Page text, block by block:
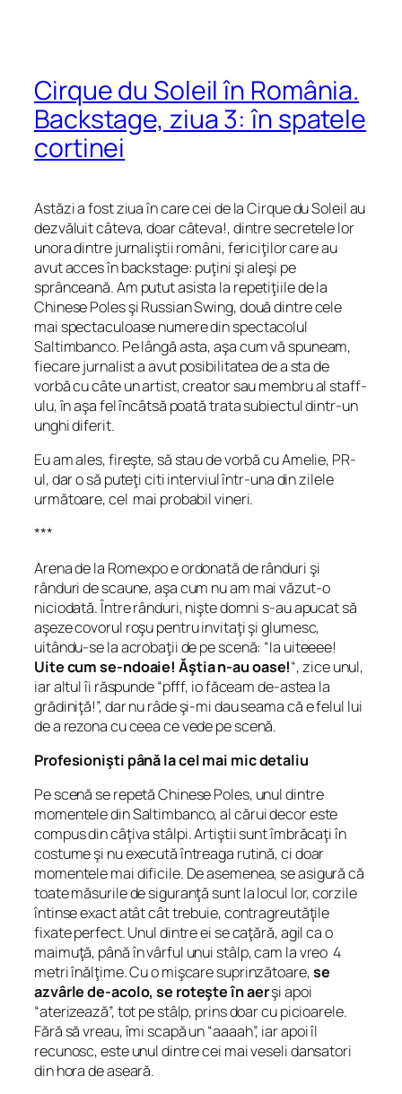
Cirque du Soleil în România.
Backstage, ziua 3: în spatele
cortinei
Astăzi a fost ziua în care cei de la Cirque du Soleil au
dezvăluit câteva, doar câteva!, dintre secretele lor
unora dintre jurnaliştii români, fericiţilor care au
avut acces în backstage: puţini şi aleşi pe
sprânceană. Am putut asista la repetiţiile de la
Chinese Poles şi Russian Swing, două dintre cele
mai spectaculoase numere din spectacolul
Saltimbanco. Pe lângă asta, aşa cum vă spuneam,
fiecare jurnalist a avut posibilitatea de a sta de
vorbă cu câte un artist, creator sau membru al staff-
ulu, în aşa fel încâtsă poată trata subiectul dintr-un
unghi diferit.
Eu am ales, fireşte, să stau de vorbă cu Amelie, PR-
ul, dar o să puteţi citi interviul într-una din zilele
următoare, cel mai probabil vineri.
***
Arena de la Romexpo e ordonată de rânduri şi
rânduri de scaune, aşa cum nu am mai văzut-o
niciodată. Între rânduri, nişte domni s-au apucat să
aşeze covorul roşu pentru invitaţi şi glumesc,
uitându-se la acrobaţii de pe scenă: “Ia uiteeee!
Uite cum se-ndoaie! Ăştia n-au oase!“, zice unul,
iar altul îi răspunde “pfff, io făceam de-astea la
grădiniţă!”, dar nu râde şi-mi dau seama că e felul lui
de a rezona cu ceea ce vede pe scenă.
Profesionişti până la cel mai mic detaliu
Pe scenă se repetă Chinese Poles, unul dintre
momentele din Saltimbanco, al cărui decor este
compus din câţiva stâlpi. Artiştii sunt îmbrăcaţi în
costume şi nu execută întreaga rutină, ci doar
momentele mai dificile. De asemenea, se asigură că
toate măsurile de siguranţă sunt la locul lor, corzile
întinse exact atât cât trebuie, contragreutăţile
fixate perfect. Unul dintre ei se caţără, agil ca o
maimuţă, până în vârful unui stâlp, cam la vreo 4
metri înălţime. Cu o mişcare suprinzătoare,se
azvârle de-acolo, se roteşte în aerşi apoi
“aterizează”, tot pe stâlp, prins doar cu picioarele.
Fără să vreau, îmi scapă un “aaaah”, iar apoi îl
recunosc, este unul dintre cei mai veseli dansatori
din hora de aseară.